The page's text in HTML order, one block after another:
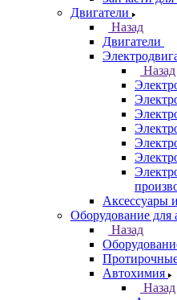
Двигатели
Назад
Двигатели
Назад
Аксессуары
Оборудование для
Назад
Автохимия
Назад